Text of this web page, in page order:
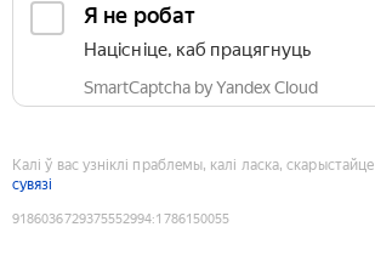
Я не робат
Націсніце, каб працягнуць
SmartCaptcha by Yandex Cloud
Калі ў вас узніклі праблемы, калі ласка, скарыстайце
сувязі
9186036729375552994:1786150055